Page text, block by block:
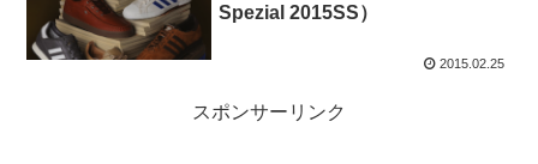
Spezial 2015SS）
2015.02.25
スポンサーリンク